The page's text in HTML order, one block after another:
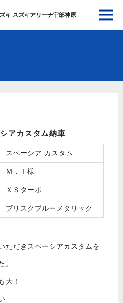
キ スズキアリーナ宇部神原
アカスタム納車
スペーシア カスタム
Ｍ．Ｉ様
ＸＳターボ
ブリスクブルーメタリック
ただきスペーシアカスタムを
。
大！